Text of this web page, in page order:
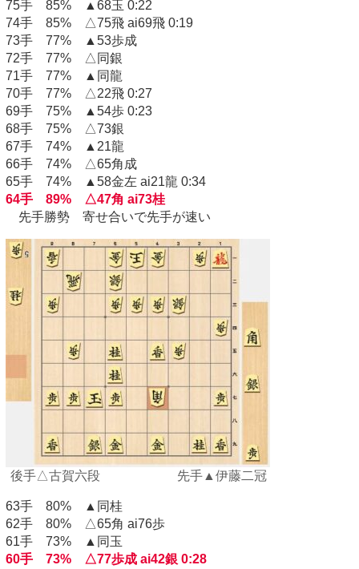
75手 85% ▲68玉 0:22
74手 85% △75飛 ai69飛 0:19
73手 77% ▲53歩成
72手 77% △同銀
71手 77% ▲同龍
70手 77% △22飛 0:27
69手 75% ▲54歩 0:23
68手 75% △73銀
67手 74% ▲21龍
66手 74% △65角成
65手 74% ▲58金左 ai21龍 0:34
64手 89% △47角 ai73桂
先手勝勢 寄せ合いで先手が速い
後手△古賀六段 先手▲伊藤二冠
63手 80% ▲同桂
62手 80% △65角 ai76歩
61手 73% ▲同玉
60手 73% △77歩成 ai42銀 0:28